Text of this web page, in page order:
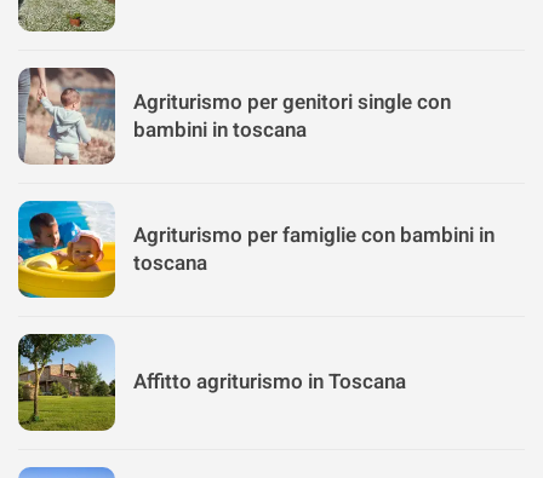
Agriturismo per genitori single con
bambini in toscana
Agriturismo per famiglie con bambini in
toscana
Affitto agriturismo in Toscana